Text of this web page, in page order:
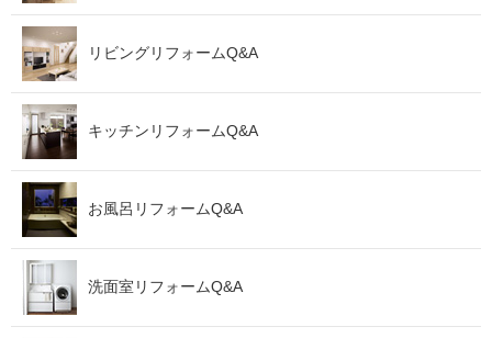
リビングリフォームQ&A
キッチンリフォームQ&A
お風呂リフォームQ&A
洗面室リフォームQ&A